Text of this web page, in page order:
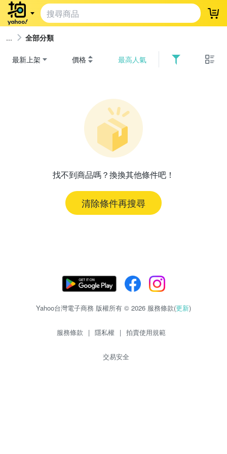
登
全部分類
最新上架 價格 最高人氣
找不到商品嗎？換換其他條件吧！
清除條件再搜尋
Yahoo台灣電子商務 版權所有 © 2026 服務條款(更新)
服務條款 | 隱私權 | 拍賣使用規範
交易安全